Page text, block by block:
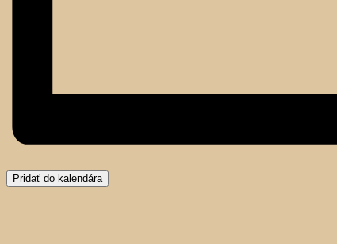
Pridať do kalendára